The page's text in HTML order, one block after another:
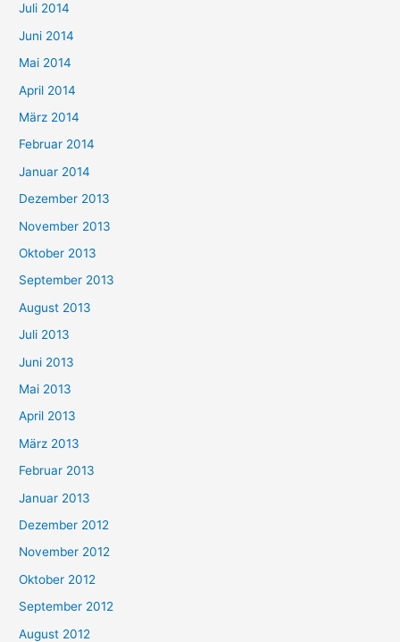
Juli 2014
Juni 2014
Mai 2014
April 2014
März 2014
Februar 2014
Januar 2014
Dezember 2013
November 2013
Oktober 2013
September 2013
August 2013
Juli 2013
Juni 2013
Mai 2013
April 2013
März 2013
Februar 2013
Januar 2013
Dezember 2012
November 2012
Oktober 2012
September 2012
August 2012